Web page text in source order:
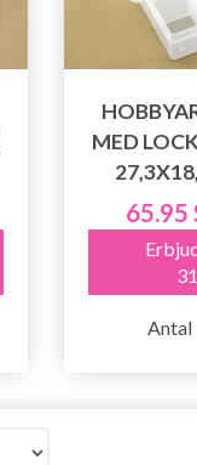
MED
65.95
Antal